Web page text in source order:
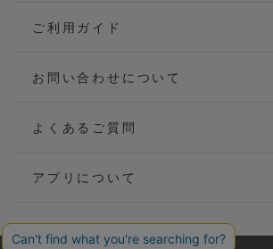
ご利用ガイド
お問い合わせについて
よくあるご質問
アプリについて